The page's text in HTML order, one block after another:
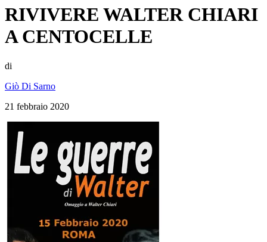
RIVIVERE WALTER CHIARI
A CENTOCELLE
di
Giò Di Sarno
21 febbraio 2020